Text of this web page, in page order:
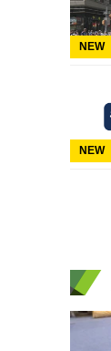
NEW
NEW